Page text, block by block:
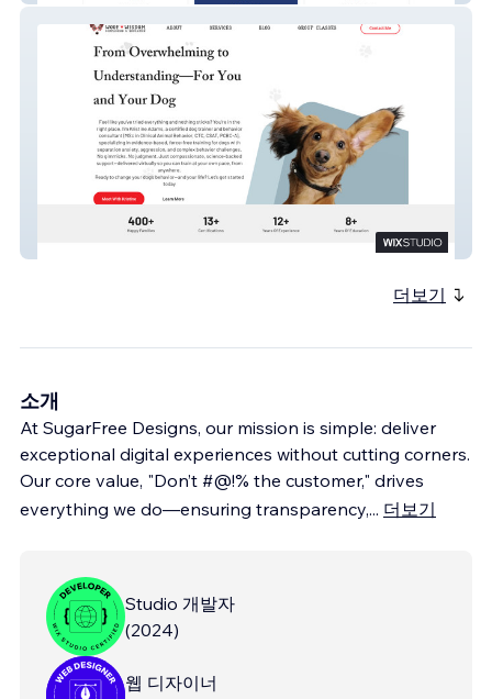
더보기
소개
At SugarFree Designs, our mission is simple: deliver
exceptional digital experiences without cutting corners.
Our core value, "Don’t #@!% the customer," drives
everything we do—ensuring transparency,... 더보기
Studio 개발자
(2024)
웹 디자이너